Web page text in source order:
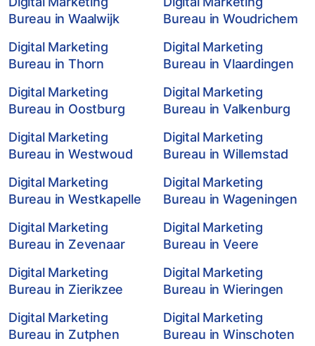
Bureau in Waalwijk
Bureau in Woudrichem
Digital Marketing
Bureau in Thorn
Digital Marketing
Bureau in Vlaardingen
Digital Marketing
Bureau in Oostburg
Digital Marketing
Bureau in Valkenburg
Digital Marketing
Bureau in Westwoud
Digital Marketing
Bureau in Willemstad
Digital Marketing
Bureau in Westkapelle
Digital Marketing
Bureau in Wageningen
Digital Marketing
Bureau in Zevenaar
Digital Marketing
Bureau in Veere
Digital Marketing
Bureau in Zierikzee
Digital Marketing
Bureau in Wieringen
Digital Marketing
Bureau in Zutphen
Digital Marketing
Bureau in Winschoten